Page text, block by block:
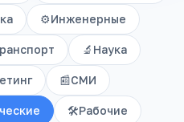
⚙️Инженерные
🔬 Наука
📰СМИ
🛠️Рабочие